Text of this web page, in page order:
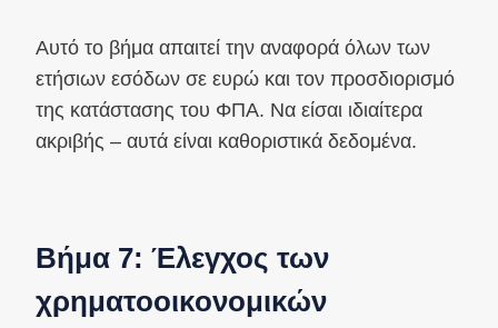
Αυτό το βήμα απαιτεί την αναφορά όλων των
ετήσιων εσόδων σε ευρώ και τον προσδιορισμό
της κατάστασης του ΦΠΑ. Να είσαι ιδιαίτερα
ακριβής – αυτά είναι καθοριστικά δεδομένα.
Βήμα 7: Έλεγχος των
χρηματοοικονομικών